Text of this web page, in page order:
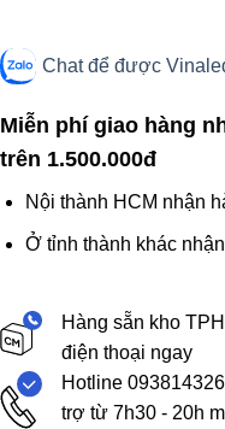
Chat để được
Miễn phí giao hàng
trên 1.500.000đ
Nội thành HCM nhận
Ở tỉnh thành khác
Hàng sẵn kho
điện thoại ngay
Hotline
trợ từ 7h30 - 20h